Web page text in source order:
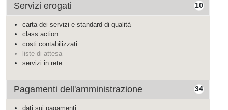
10
Servizi erogati
carta dei servizi e standard di qualità
class action
costi contabilizzati
liste di attesa
servizi in rete
34
Pagamenti dell'amministrazione
dati sui pagamenti